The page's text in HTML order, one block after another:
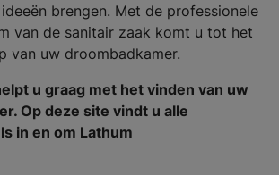
brengen. Met de professionele
van de sanitair zaak komt u tot het
van uw droombadkamer.
u graag met het vinden van uw
Op deze site vindt u alle
in en om Lathum